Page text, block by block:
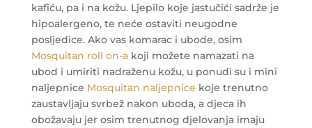
kafiću, pa i na kožu. Ljepilo koje jastučići sadrže je
hipoalergeno, te neće ostaviti neugodne
posljedice. Ako vas komarac i ubode, osim
Mosquitan roll on-akoji možete namazati na
ubod i umiriti nadraženu kožu, u ponudi su i mini
naljepnice Mosquitan naljepnice koje trenutno
zaustavljaju svrbež nakon uboda, a djeca ih
obožavaju jer osim trenutnog djelovanja imaju